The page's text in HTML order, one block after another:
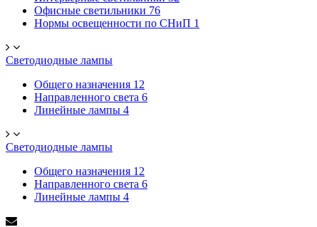
Офисные светильники 76
Нормы освещенности по СНиП 1
Светодиодные лампы
Общего назначения 12
Направленного света 6
Линейные лампы 4
Светодиодные лампы
Общего назначения 12
Направленного света 6
Линейные лампы 4